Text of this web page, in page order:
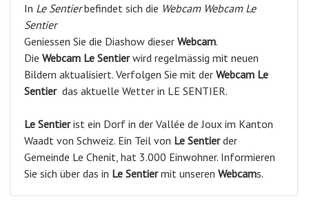
In Le Sentierbefindet sich die Webcam Webcam Le
Sentier
Geniessen Sie die Diashow dieser Webcam.
Die Webcam Le Sentierwird regelmässig mit neuen
Bildern aktualisiert. Verfolgen Sie mit der Webcam Le
Sentier das aktuelle Wetter in LE SENTIER.
Le Sentierist ein Dorf in der Vallée de Joux im Kanton
Waadt von Schweiz. Ein Teil von Le Sentierder
Gemeinde Le Chenit, hat 3.000 Einwohner. Informieren
Sie sich über das in Le Sentiermit unseren Webcams.